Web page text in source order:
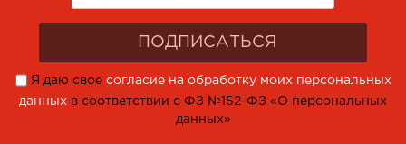
Я даю свое согласие на обработку моих персональных
данных в соответствии с ФЗ №152-ФЗ «О персональных
данных»